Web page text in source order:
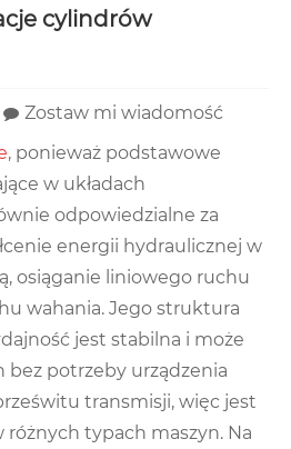
cylindrów
Zostaw mi wiadomość
, ponieważ podstawowe
w układach
odpowiedzialne za
energii hydraulicznej w
osiąganie liniowego ruchu
wahania. Jego struktura
jest stabilna i może
bez potrzeby urządzenia
transmisji, więc jest
różnych typach maszyn. Na